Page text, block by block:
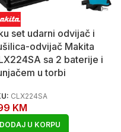
set udarni odvijač i
odvijač Makita
sa 2 baterije i
u torbi
CLX224SA
KM
DODAJ U KORPU